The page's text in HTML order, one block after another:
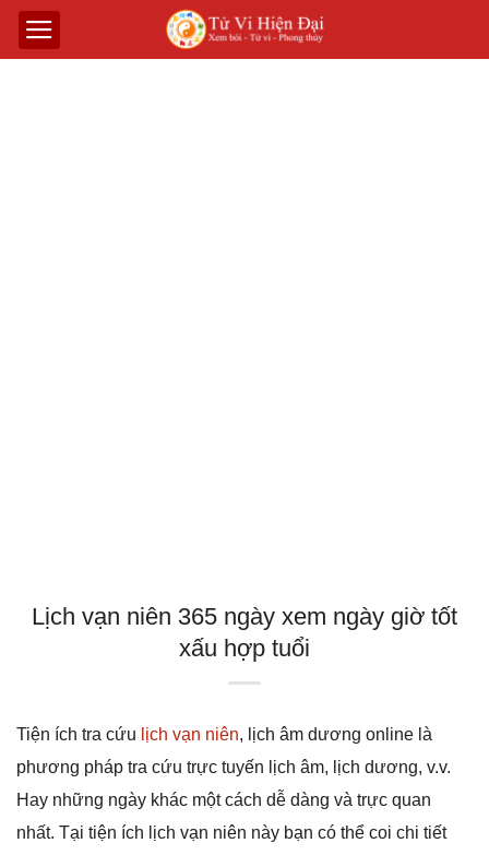
Lịch vạn niên 365 ngày xem ngày giờ tốt
xấu hợp tuổi
Tiện ích tra cứu lịch vạn niên, lịch âm dương online là
phương pháp tra cứu trực tuyến lịch âm, lịch dương, v.v.
Hay những ngày khác một cách dễ dàng và trực quan
nhất. Tại tiện ích lịch vạn niên này bạn có thể coi chi tiết